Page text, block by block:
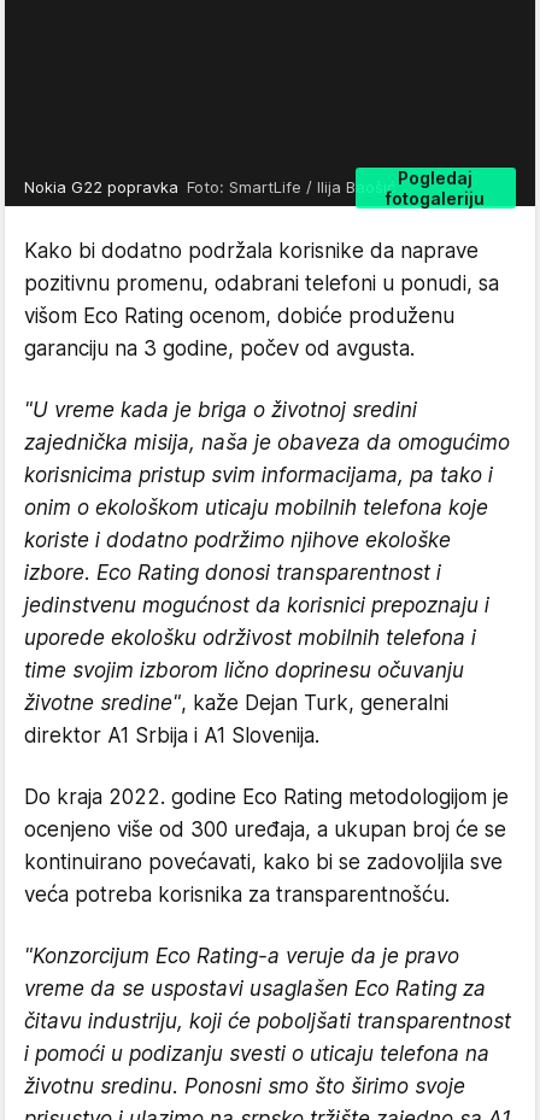
Pogledaj
fotogaleriju
Nokia G22 popravka Foto: SmartLife / Ilija Baošić
Kako bi dodatno podržala korisnike da naprave
pozitivnu promenu, odabrani telefoni u ponudi, sa
višom Eco Rating ocenom, dobiće produženu
garanciju na 3 godine, počev od avgusta.
"U vreme kada je briga o životnoj sredini
zajednička misija, naša je obaveza da omogućimo
korisnicima pristup svim informacijama, pa tako i
onim o ekološkom uticaju mobilnih telefona koje
koriste i dodatno podržimo njihove ekološke
izbore. Eco Rating donosi transparentnost i
jedinstvenu mogućnost da korisnici prepoznaju i
uporede ekološku održivost mobilnih telefona i
time svojim izborom lično doprinesu očuvanju
životne sredine", kaže Dejan Turk, generalni
direktor A1 Srbija i A1 Slovenija.
Do kraja 2022. godine Eco Rating metodologijom je
ocenjeno više od 300 uređaja, a ukupan broj će se
kontinuirano povećavati, kako bi se zadovoljila sve
veća potreba korisnika za transparentnošću.
"Konzorcijum Eco Rating-a veruje da je pravo
vreme da se uspostavi usaglašen Eco Rating za
čitavu industriju, koji će poboljšati transparentnost
i pomoći u podizanju svesti o uticaju telefona na
životnu sredinu. Ponosni smo što širimo svoje